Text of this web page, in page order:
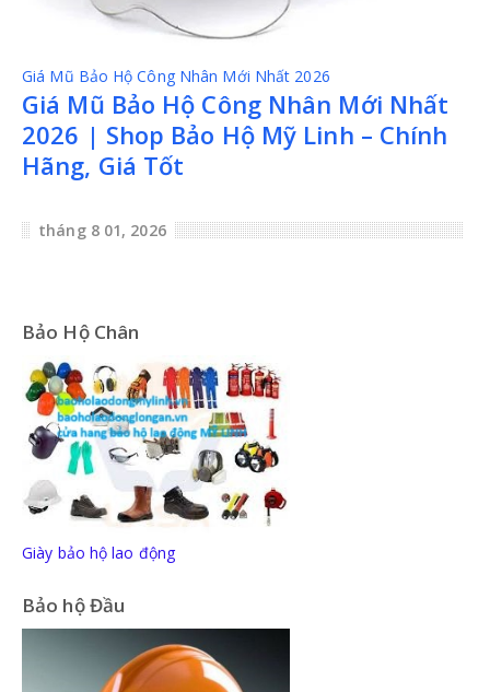
Giá Mũ Bảo Hộ Công Nhân Mới Nhất 2026
Giá Mũ Bảo Hộ Công Nhân Mới Nhất
2026 | Shop Bảo Hộ Mỹ Linh – Chính
Hãng, Giá Tốt
tháng 8 01, 2026
Bảo Hộ Chân
Giày bảo hộ lao động
Bảo hộ Đầu